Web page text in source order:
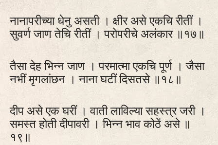
नानापरीच्या धेनु असती । क्षीर असे एकचि रीतीं ।
सुवर्ण जाण तेचि रीतीं । परोपरीचे अलंकार ॥१७॥
तैसा देह भिन्न जाण । परमात्मा एकचि पूर्ण । जैसा
नभीं मृगलांछन । नाना घटीं दिसतसे ॥१८॥
दीप असे एक घरीं । वाती लाविल्या सहस्त्र जरी ।
समस्त होती दीपावरी । भिन्न भाव कोठें असे ॥
१९॥